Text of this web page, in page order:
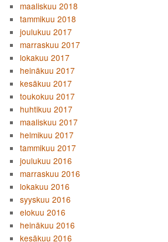
maaliskuu 2018
tammikuu 2018
joulukuu 2017
marraskuu 2017
lokakuu 2017
heinäkuu 2017
kesäkuu 2017
toukokuu 2017
huhtikuu 2017
maaliskuu 2017
helmikuu 2017
tammikuu 2017
joulukuu 2016
marraskuu 2016
lokakuu 2016
syyskuu 2016
elokuu 2016
heinäkuu 2016
kesäkuu 2016